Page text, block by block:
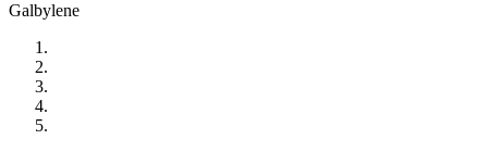
Galbylene